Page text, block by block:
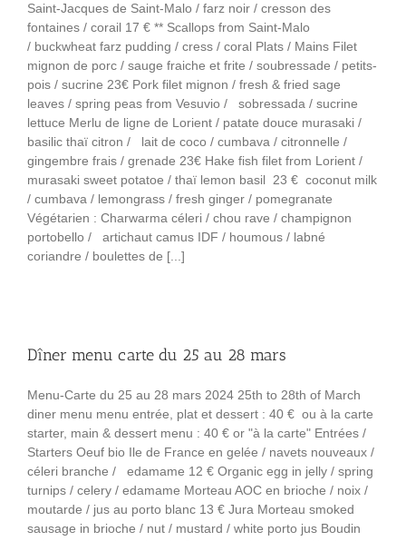
Saint-Jacques de Saint-Malo / farz noir / cresson des
fontaines / corail 17 € ** Scallops from Saint-Malo
/ buckwheat farz pudding / cress / coral Plats / Mains Filet
mignon de porc / sauge fraiche et frite / soubressade / petits-
pois / sucrine 23€ Pork filet mignon / fresh & fried sage
leaves / spring peas from Vesuvio / sobressada / sucrine
lettuce Merlu de ligne de Lorient / patate douce murasaki /
basilic thaï citron / lait de coco / cumbava / citronnelle /
gingembre frais / grenade 23€ Hake fish filet from Lorient /
murasaki sweet potatoe / thaï lemon basil 23 € coconut milk
/ cumbava / lemongrass / fresh ginger / pomegranate
Végétarien : Charwarma céleri / chou rave / champignon
portobello / artichaut camus IDF / houmous / labné
coriandre / boulettes de [...]
Dîner menu carte du 25 au 28 mars
Menu-Carte du 25 au 28 mars 2024 25th to 28th of March
diner menu menu entrée, plat et dessert : 40 € ou à la carte
starter, main & dessert menu : 40 € or "à la carte" Entrées /
Starters Oeuf bio Ile de France en gelée / navets nouveaux /
céleri branche / edamame 12 € Organic egg in jelly / spring
turnips / celery / edamame Morteau AOC en brioche / noix /
moutarde / jus au porto blanc 13 € Jura Morteau smoked
sausage in brioche / nut / mustard / white porto jus Boudin